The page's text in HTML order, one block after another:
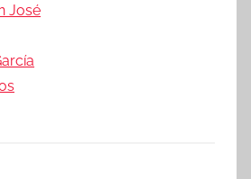
José